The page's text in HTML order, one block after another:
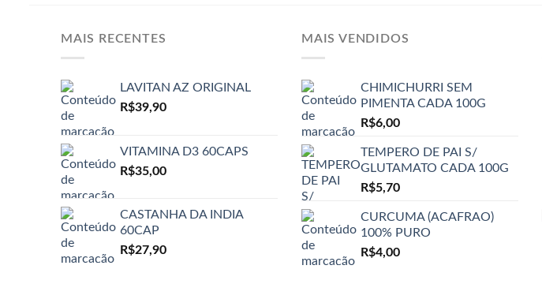
MAIS RECENTES
LAVITAN AZ ORIGINAL
R$39,90
VITAMINA D3 60CAPS
R$35,00
CASTANHA DA INDIA
60CAP
R$27,90
MAIS VENDIDOS
CHIMICHURRI SEM
PIMENTA CADA 100G
R$6,00
TEMPERO DE PAI S/
GLUTAMATO CADA 100G
R$5,70
CURCUMA (ACAFRAO)
100% PURO
R$4,00